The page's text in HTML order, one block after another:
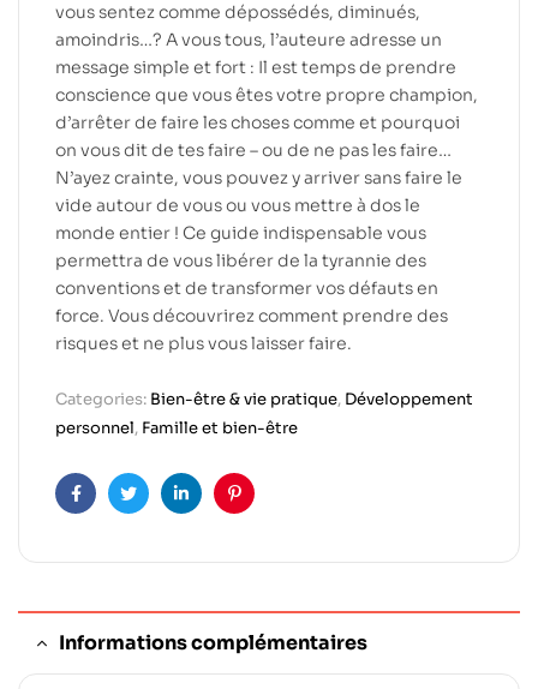
vous sentez comme dépossédés, diminués,
amoindris…? A vous tous, l’auteure adresse un
message simple et fort : Il est temps de prendre
conscience que vous êtes votre propre champion,
d’arrêter de faire les choses comme et pourquoi
on vous dit de tes faire – ou de ne pas les faire…
N’ayez crainte, vous pouvez y arriver sans faire le
vide autour de vous ou vous mettre à dos le
monde entier ! Ce guide indispensable vous
permettra de vous libérer de la tyrannie des
conventions et de transformer vos défauts en
force. Vous découvrirez comment prendre des
risques et ne plus vous laisser faire.
Categories: Bien-être & vie pratique, Développement
personnel, Famille et bien-être
FacebookTwitterLinkedinPinterest
Informations complémentaires